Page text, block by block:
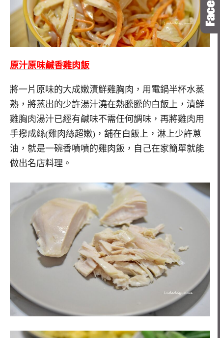
原汁原味鹹香雞肉飯
將一片原味的大成嫩漬鮮雞胸肉，用電鍋半杯水蒸
熟，將蒸出的少許湯汁澆在熱騰騰的白飯上，漬鮮
雞胸肉湯汁已經有鹹味不需任何調味，再將雞肉用
手撥成絲(雞肉絲超嫩)，舖在白飯上，淋上少許蔥
油，就是一碗香噴噴的雞肉飯，自己在家簡單就能
做出名店料理。